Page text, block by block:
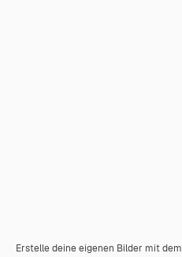
Erstelle deine eigenen Bilder mit dem